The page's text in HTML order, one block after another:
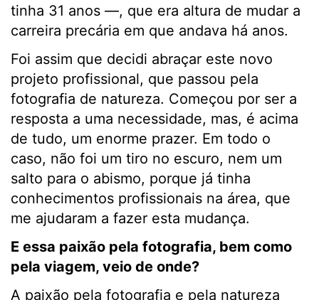
tinha 31 anos —, que era altura de mudar a
carreira precária em que andava há anos.
Foi assim que decidi abraçar este novo
projeto profissional, que passou pela
fotografia de natureza. Começou por ser a
resposta a uma necessidade, mas, é acima
de tudo, um enorme prazer. Em todo o
caso, não foi um tiro no escuro, nem um
salto para o abismo, porque já tinha
conhecimentos profissionais na área, que
me ajudaram a fazer esta mudança.
E essa paixão pela fotografia, bem como
pela viagem, veio de onde?
A paixão pela fotografia e pela natureza